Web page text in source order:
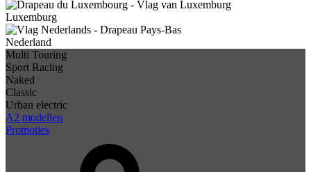
Luxemburg
Nederland
Multi Touring
Sport Racing
Naked
Classic
Urban electric
A2 modellen
Promoties